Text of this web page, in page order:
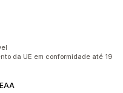
da UE em conformidade até 19